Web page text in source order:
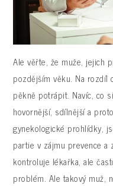
Ale věřte, že muže, jejich
pozdějším věku. Na rozdíl
pěkně potrápit. Navíc, co
hovornější, sdílnější a
gynekologické prohlídky,
partie v zájmu prevence a
kontroluje lékařka, ale
problém. Ale takový muž,